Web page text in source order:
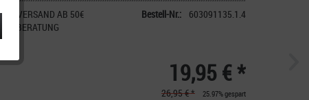
VERSAND AB 50€
BERATUNG
Bestell-Nr.: 603091135.1.4
19,95 € *
26,95 € * 25.97% gespart